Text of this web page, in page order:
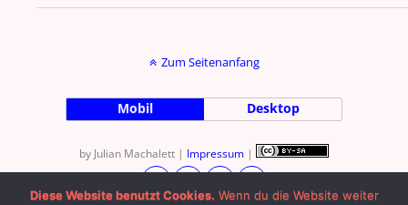
Zum Seitenanfang
Mobil Desktop
by Julian Machalett | Impressum |
Diese Website benutzt Cookies. Wenn du die Website weiter